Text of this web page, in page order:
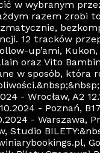
w wybranym
razem zrobi
12 tracków
up’ami,
oraz Vito
w sposób, która
- Wrocław, A2
- Poznań,
- Warszawa,
Studio